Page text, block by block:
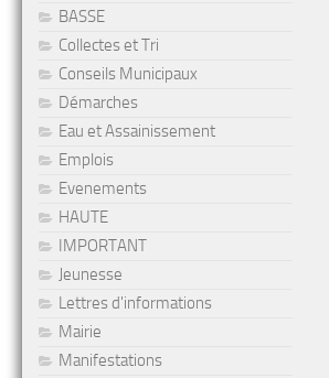
BASSE
Collectes et Tri
Conseils Municipaux
Démarches
Eau et Assainissement
Emplois
Evenements
HAUTE
IMPORTANT
Jeunesse
Lettres d'informations
Mairie
Manifestations